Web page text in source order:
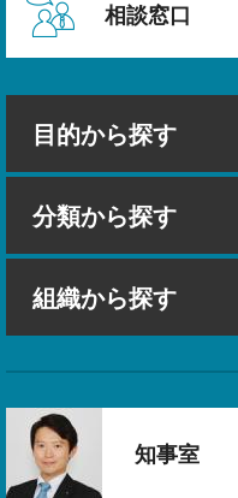
相談窓口
目的から探す
分類から探す
組織から探す
知事室